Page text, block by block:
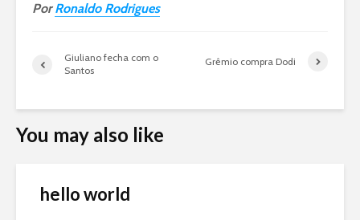
PorRonaldo Rodrigues
Giuliano fecha com o
Santos
Grêmio compra Dodi
You may also like
hello world